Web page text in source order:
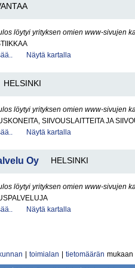
löytyi yrityksen omien www-sivujen
Näytä kartalla
HELSINKI
löytyi yrityksen omien www-sivujen
SIIVOUSLAITTEITA JA
Näytä kartalla
Oy HELSINKI
löytyi yrityksen omien www-sivujen
Näytä kartalla
toimialan tietomäärän mukaan